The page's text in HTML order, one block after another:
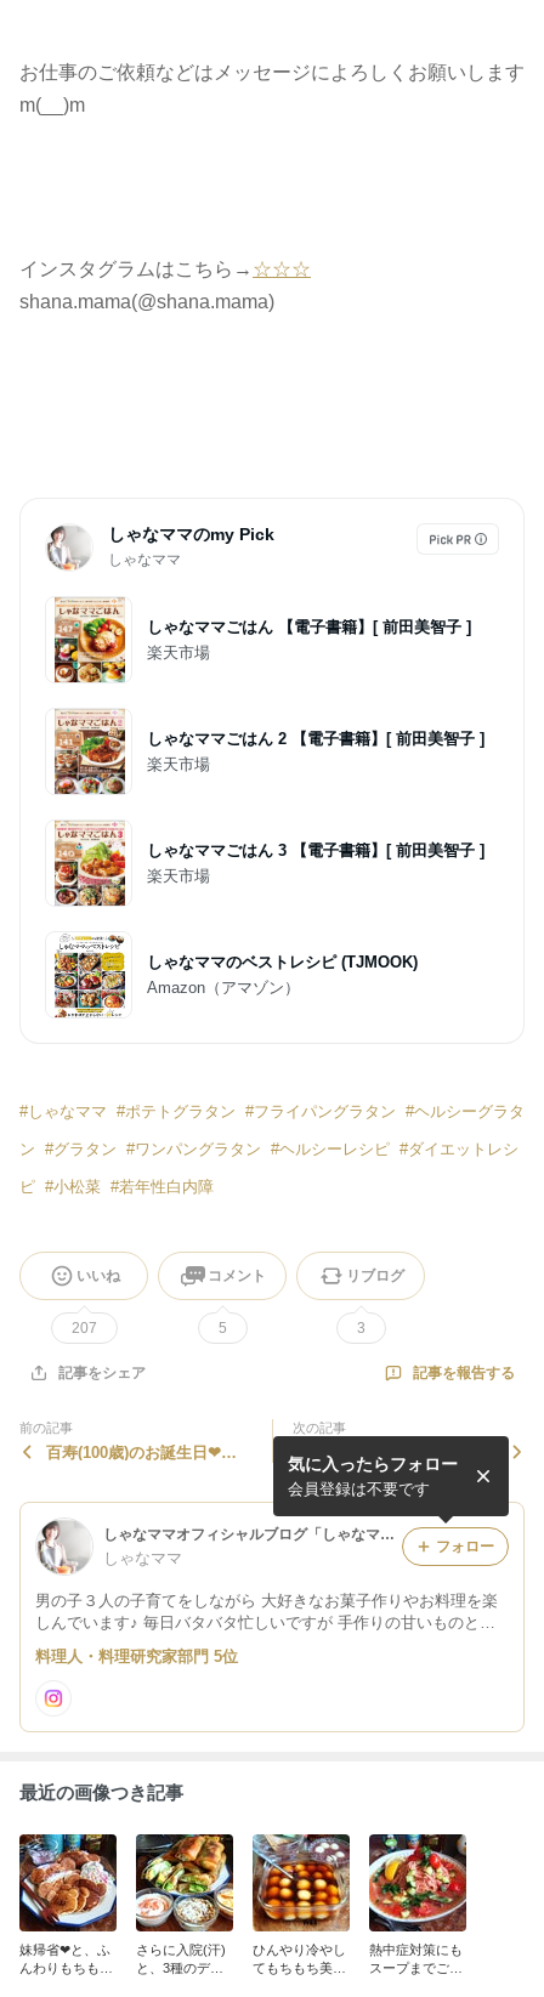
お仕事のご依頼などはメッセージによろしくお願いします
m(__)m
インスタグラムはこちら→ ☆☆☆
shana.mama(@shana.mama)
しゃなママのmy Pick
しゃなママ
しゃなママごはん 【電子書籍】[ 前田美智子 ]
楽天市場
しゃなママごはん 2 【電子書籍】[ 前田美智子 ]
楽天市場
しゃなママごはん 3 【電子書籍】[ 前田美智子 ]
楽天市場
しゃなママのベストレシピ (TJMOOK)
Amazon（アマゾン）
#しゃなママ #ポテトグラタン #フライパングラタン #ヘルシーグラタ
ン #グラタン #ワンパングラタン #ヘルシーレシピ #ダイエットレシ
ピ #小松菜 #若年性白内障
いいね
207
コメント
5
リブログ
3
記事をシェア 記事を報告する
前の記事
百寿(100歳)のお誕生日❤ロ
ワー❤
次の記事
めちゃめちゃ可愛い❤と、身
体の芯から温まる♪土鍋で
熱々鍋焼きみたらし団子❤
しゃなママオフィシャルブログ「しゃなママとだんご３兄弟の甘いもの日記」Powered by Ameba
しゃなママ
男の子３人の子育てをしながら 大好きなお菓子作りやお料理を楽
しんでいます♪ 毎日バタバタ忙しいですが 手作りの甘いものとコ
ーヒーでほっと一息♪ 幸せな時間です♪ そんな存在のブログになれ
たら・・・ と思います♪
気に入ったらフォロー
会員登録は不要です
フォロー
料理人・料理研究家部門 5位
最近の画像つき記事
妹帰省❤と、ふ
んわりもちもち
さらに入院(汗)
と、3種のディ
ひんやり冷やし
てもちもち美味
熱中症対策にも
スープまでごく